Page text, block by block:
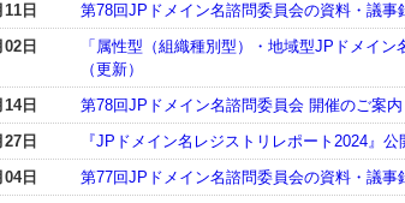
日
第78回JPドメイン名諮問委員会の資料・議事
日
「属性型（組織種別型）・地域型JPドメイ
（更新）
日
第78回JPドメイン名諮問委員会 開催のご案内
日
『JPドメイン名レジストリレポート2024』
日
第77回JPドメイン名諮問委員会の資料・議事